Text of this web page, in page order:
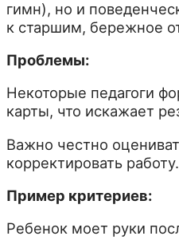
гимн), но и
к старшим, бережное
Проблемы:
Некоторые педагоги
карты, что искажает
Важно честно
корректировать работу.
Пример критериев:
Ребенок моет руки